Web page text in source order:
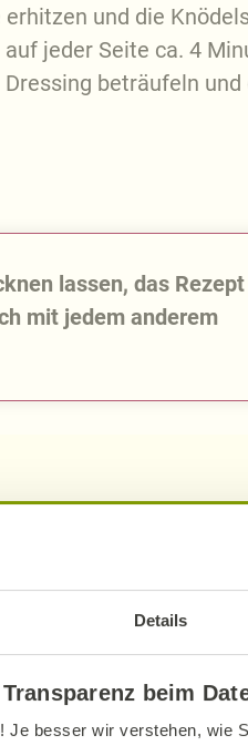
Details
beim
Je besser wir verstehen, wie
und die
jeder Seite ca. 4
beträufeln und
lassen, das Rezept
mit jedem anderem
pro Portion
2428 kJ
38,35g